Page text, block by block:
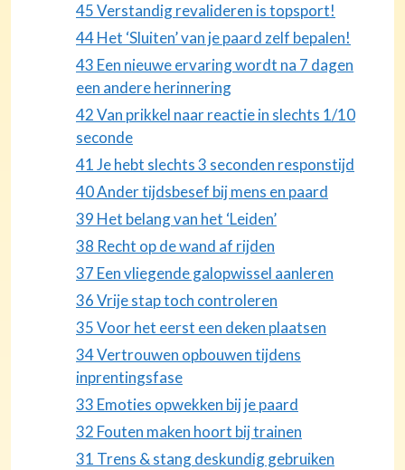
45 Verstandig revalideren is topsport!
44 Het ‘Sluiten’ van je paard zelf bepalen!
43 Een nieuwe ervaring wordt na 7 dagen
een andere herinnering
42 Van prikkel naar reactie in slechts 1/10
seconde
41 Je hebt slechts 3 seconden responstijd
40 Ander tijdsbesef bij mens en paard
39 Het belang van het ‘Leiden’
38 Recht op de wand af rijden
37 Een vliegende galopwissel aanleren
36 Vrije stap toch controleren
35 Voor het eerst een deken plaatsen
34 Vertrouwen opbouwen tijdens
inprentingsfase
33 Emoties opwekken bij je paard
32 Fouten maken hoort bij trainen
31 Trens & stang deskundig gebruiken